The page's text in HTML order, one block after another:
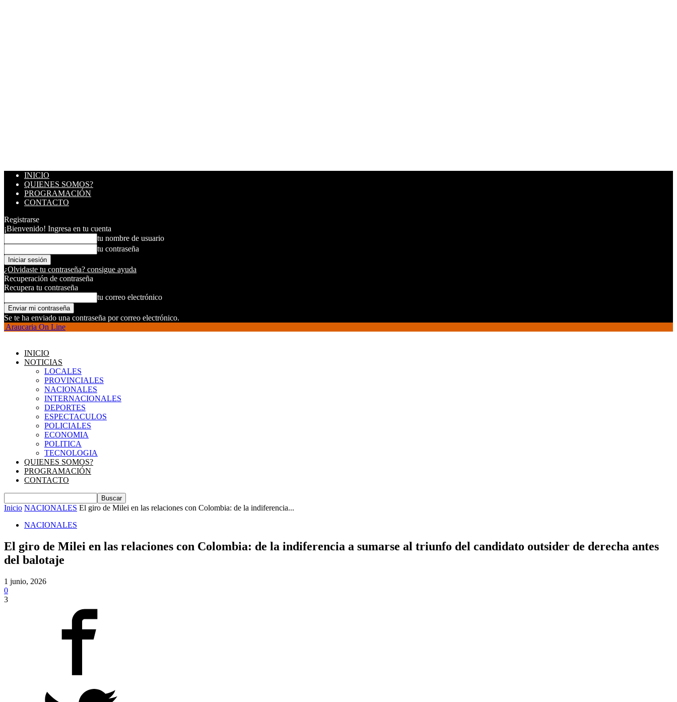
INICIO
QUIENES SOMOS?
PROGRAMACIÓN
CONTACTO
Registrarse
¡Bienvenido! Ingresa en tu cuenta
tu nombre de usuario
tu contraseña
¿Olvidaste tu contraseña? consigue ayuda
Recuperación de contraseña
Recupera tu contraseña
tu correo electrónico
Se te ha enviado una contraseña por correo electrónico.
Araucaria On Line
INICIO
NOTICIAS
LOCALES
PROVINCIALES
NACIONALES
INTERNACIONALES
DEPORTES
ESPECTACULOS
POLICIALES
ECONOMIA
POLITICA
TECNOLOGIA
QUIENES SOMOS?
PROGRAMACIÓN
CONTACTO
Inicio NACIONALES El giro de Milei en las relaciones con Colombia: de la indiferencia...
NACIONALES
El giro de Milei en las relaciones con Colombia: de la indiferencia a sumarse al triunfo del candidato outsider de derecha antes
del balotaje
1 junio, 2026
0
3